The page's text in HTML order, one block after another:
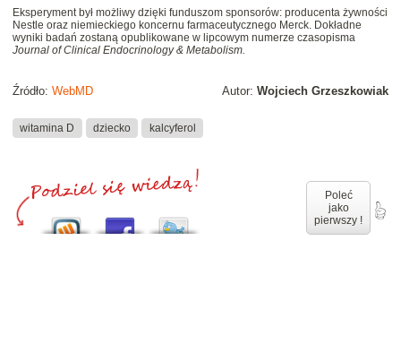
Eksperyment był możliwy dzięki funduszom sponsorów: producenta żywności
Nestle oraz niemieckiego koncernu farmaceutycznego Merck. Dokładne
wyniki badań zostaną opublikowane w lipcowym numerze czasopisma
Journal of Clinical Endocrinology & Metabolism.
Autor: Wojciech Grzeszkowiak
Źródło: WebMD
witamina D dziecko kalcyferol
Poleć
jako
pierwszy !